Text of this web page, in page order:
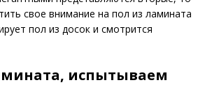
свое внимание на пол из ламината
пол из досок и смотрится
испытываем